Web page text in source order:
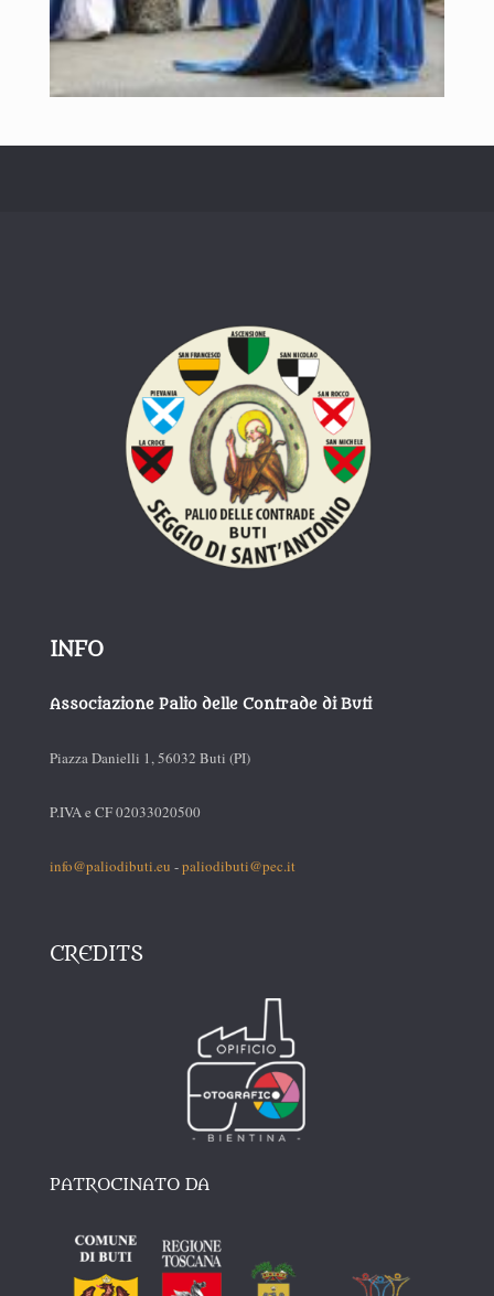
INFO
Associazione Palio delle Contrade di Buti
Piazza Danielli 1, 56032 Buti (PI)
P.IVA e CF 02033020500
info@paliodibuti.eu -paliodibuti@pec.it
CREDITS
PATROCINATO DA